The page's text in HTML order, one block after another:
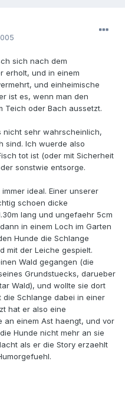
sich nach dem
erholt, und in einem
und einheimische
ist es, wenn man den
Teich oder Bach aussetzt.
nicht sehr wahrscheinlich,
sind. Ich wuerde also
tot ist (oder mit Sicherheit
sonstwie entsorge.
ideal. Einer unserer
schoen dicke
lang und ungefaehr 5cm
in einem Loch im Garten
Hunde die Schlange
mit der Leiche gespielt.
Wald gegangen (die
Grundstuecks, darueber
Wald), und wollte sie dort
Schlange dabei in einer
hat er also eine
an einem Ast haengt, und vor
Hunde nicht mehr an sie
als er die Story erzaehlt